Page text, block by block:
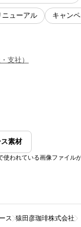
ニューアル キャン
支社）
素材
使われている画像ファイル
ス 猿田彦珈琲株式会社